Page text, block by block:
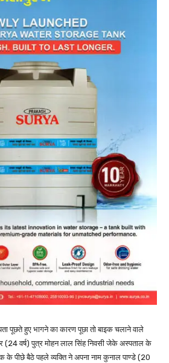
पता पूछते हुए भागने का कारण पूछा तो बाइक चलाने वाले
(24 वर्ष) पुत्र मोहन लाल सिंह निवसी जेके अस्पताल के
के पीछे बैठे पहले व्यक्ति ने अपना नाम कुनाल पाण्डे (20